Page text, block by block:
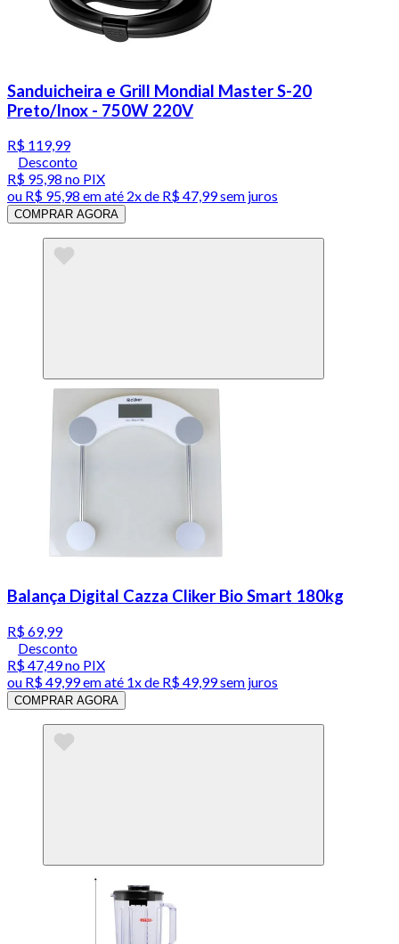
Sanduicheira e Grill Mondial Master S-20
Preto/Inox - 750W 220V
R$ 119,99
Desconto
R$ 95,98 no PIX
ou R$ 95,98 em até 2x de R$ 47,99 sem juros
COMPRAR AGORA
Balança Digital Cazza Cliker Bio Smart 180kg
R$ 69,99
Desconto
R$ 47,49no PIX
ou R$ 49,99em até 1x de R$ 49,99sem juros
COMPRAR AGORA